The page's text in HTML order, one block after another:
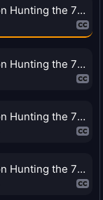
Attack on London Hunting the 7/7 Bombers
Attack on London Hunting the 7/7 Bombers
Attack on London Hunting the 7/7 Bombers
Attack on London Hunting the 7/7 Bombers